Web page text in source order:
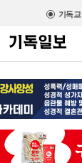
기독교